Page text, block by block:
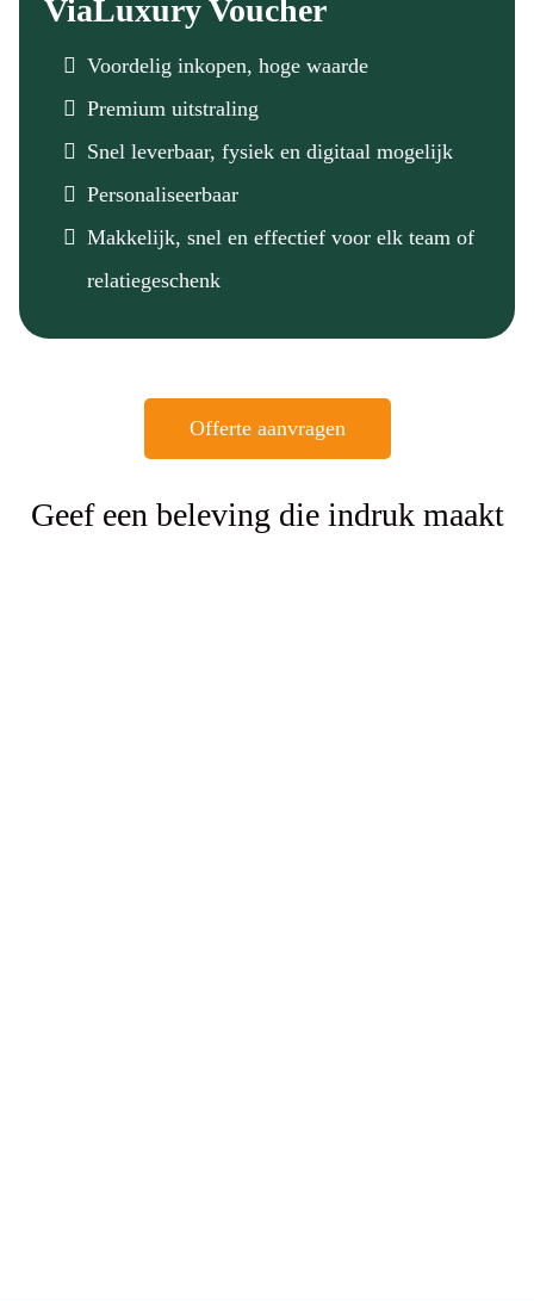
ViaLuxury Voucher
Voordelig inkopen, hoge waarde
Premium uitstraling
Snel leverbaar, fysiek en digitaal mogelijk
Personaliseerbaar
Makkelijk, snel en effectief voor elk team of
relatiegeschenk
Offerte aanvragen
Geef een beleving die indruk maakt